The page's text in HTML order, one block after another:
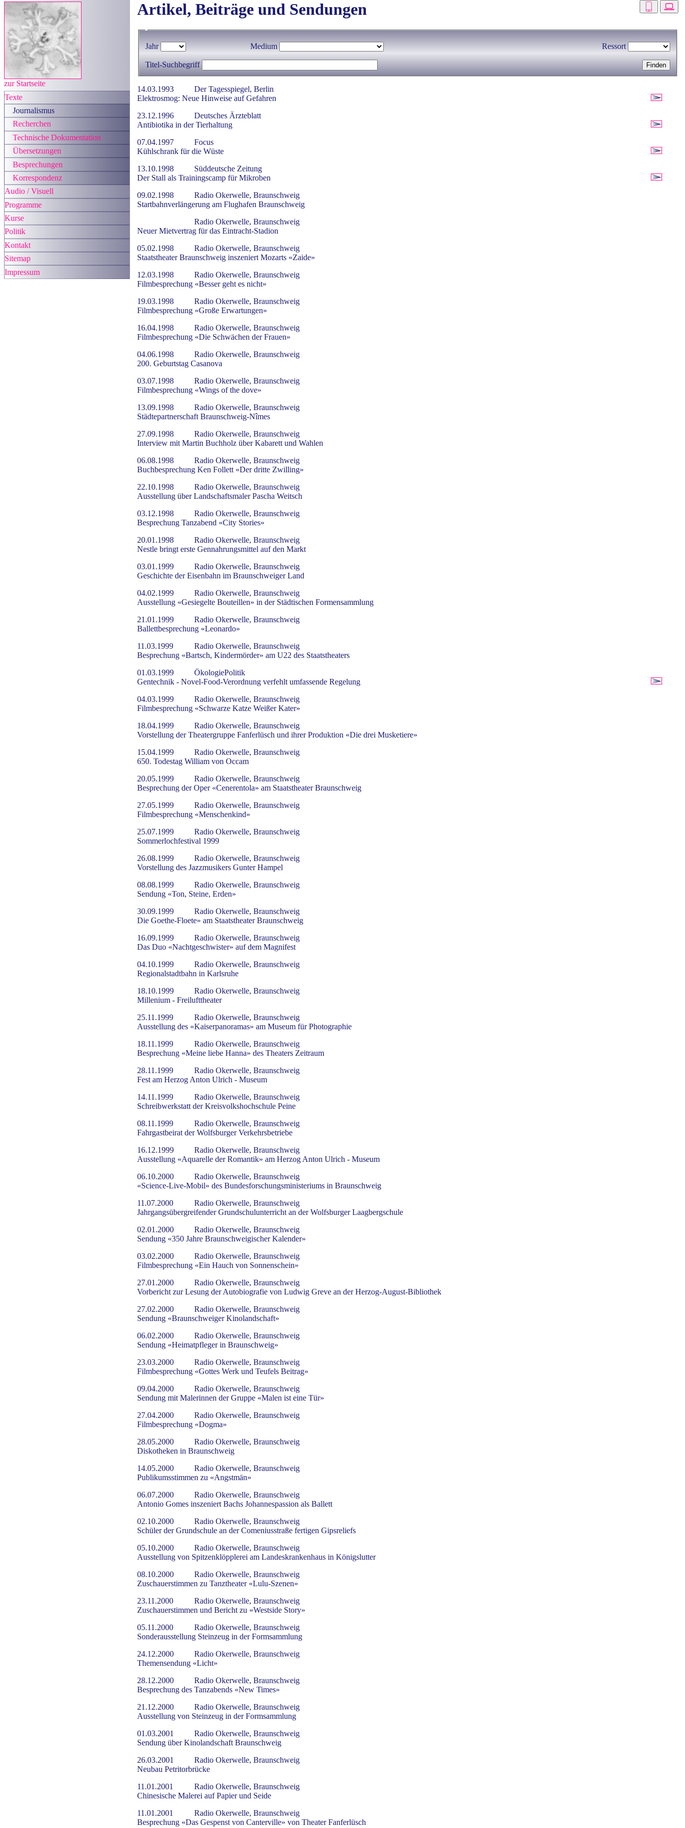
zur Startseite
Texte
Journalismus
Recherchen
Technische Dokumentation
Übersetzungen
Besprechungen
Korrespondenz
Audio / Visuell
Programme
Kurse
Politik
Kontakt
Sitemap
Impressum
Artikel, Beiträge und Sendungen
Jahr Medium Ressort
Titel-Suchbegriff
14.03.1993
Der Tagesspiegel, Berlin
Elektrosmog: Neue Hinweise auf Gefahren
23.12.1996
Deutsches Ärzteblatt
Antibiotika in der Tierhaltung
07.04.1997
Focus
Kühlschrank für die Wüste
13.10.1998
Süddeutsche Zeitung
Der Stall als Trainingscamp für Mikroben
09.02.1998
Radio Okerwelle, Braunschweig
Startbahnverlängerung am Flughafen Braunschweig
Radio Okerwelle, Braunschweig
Neuer Mietvertrag für das Eintracht-Stadion
05.02.1998
Radio Okerwelle, Braunschweig
Staatstheater Braunschweig inszeniert Mozarts «Zaide»
12.03.1998
Radio Okerwelle, Braunschweig
Filmbesprechung «Besser geht es nicht»
19.03.1998
Radio Okerwelle, Braunschweig
Filmbesprechung «Große Erwartungen»
16.04.1998
Radio Okerwelle, Braunschweig
Filmbesprechung «Die Schwächen der Frauen»
04.06.1998
Radio Okerwelle, Braunschweig
200. Geburtstag Casanova
03.07.1998
Radio Okerwelle, Braunschweig
Filmbesprechung «Wings of the dove»
13.09.1998
Radio Okerwelle, Braunschweig
Städtepartnerschaft Braunschweig-Nîmes
27.09.1998
Radio Okerwelle, Braunschweig
Interview mit Martin Buchholz über Kabarett und Wahlen
06.08.1998
Radio Okerwelle, Braunschweig
Buchbesprechung Ken Follett «Der dritte Zwilling»
22.10.1998
Radio Okerwelle, Braunschweig
Ausstellung über Landschaftsmaler Pascha Weitsch
03.12.1998
Radio Okerwelle, Braunschweig
Besprechung Tanzabend «City Stories»
20.01.1998
Radio Okerwelle, Braunschweig
Nestle bringt erste Gennahrungsmittel auf den Markt
03.01.1999
Radio Okerwelle, Braunschweig
Geschichte der Eisenbahn im Braunschweiger Land
04.02.1999
Radio Okerwelle, Braunschweig
Ausstellung «Gesiegelte Bouteillen» in der Städtischen Formensammlung
21.01.1999
Radio Okerwelle, Braunschweig
Ballettbesprechung «Leonardo»
11.03.1999
Radio Okerwelle, Braunschweig
Besprechung «Bartsch, Kindermörder» am U22 des Staatstheaters
01.03.1999
ÖkologiePolitik
Gentechnik - Novel-Food-Verordnung verfehlt umfassende Regelung
04.03.1999
Radio Okerwelle, Braunschweig
Filmbesprechung «Schwarze Katze Weißer Kater»
18.04.1999
Radio Okerwelle, Braunschweig
Vorstellung der Theatergruppe Fanferlüsch und ihrer Produktion «Die drei Musketiere»
15.04.1999
Radio Okerwelle, Braunschweig
650. Todestag William von Occam
20.05.1999
Radio Okerwelle, Braunschweig
Besprechung der Oper «Cenerentola» am Staatstheater Braunschweig
27.05.1999
Radio Okerwelle, Braunschweig
Filmbesprechung «Menschenkind»
25.07.1999
Radio Okerwelle, Braunschweig
Sommerlochfestival 1999
26.08.1999
Radio Okerwelle, Braunschweig
Vorstellung des Jazzmusikers Gunter Hampel
08.08.1999
Radio Okerwelle, Braunschweig
Sendung «Ton, Steine, Erden»
30.09.1999
Radio Okerwelle, Braunschweig
Die Goethe-Floete» am Staatstheater Braunschweig
16.09.1999
Radio Okerwelle, Braunschweig
Das Duo «Nachtgeschwister» auf dem Magnifest
04.10.1999
Radio Okerwelle, Braunschweig
Regionalstadtbahn in Karlsruhe
18.10.1999
Radio Okerwelle, Braunschweig
Millenium - Freilufttheater
25.11.1999
Radio Okerwelle, Braunschweig
Ausstellung des «Kaiserpanoramas» am Museum für Photographie
18.11.1999
Radio Okerwelle, Braunschweig
Besprechung «Meine liebe Hanna» des Theaters Zeitraum
28.11.1999
Radio Okerwelle, Braunschweig
Fest am Herzog Anton Ulrich - Museum
14.11.1999
Radio Okerwelle, Braunschweig
Schreibwerkstatt der Kreisvolkshochschule Peine
08.11.1999
Radio Okerwelle, Braunschweig
Fahrgastbeirat der Wolfsburger Verkehrsbetriebe
16.12.1999
Radio Okerwelle, Braunschweig
Ausstellung «Aquarelle der Romantik» am Herzog Anton Ulrich - Museum
06.10.2000
Radio Okerwelle, Braunschweig
«Science-Live-Mobil» des Bundesforschungsministeriums in Braunschweig
11.07.2000
Radio Okerwelle, Braunschweig
Jahrgangsübergreifender Grundschulunterricht an der Wolfsburger Laagbergschule
02.01.2000
Radio Okerwelle, Braunschweig
Sendung «350 Jahre Braunschweigischer Kalender»
03.02.2000
Radio Okerwelle, Braunschweig
Filmbesprechung «Ein Hauch von Sonnenschein»
27.01.2000
Radio Okerwelle, Braunschweig
Vorbericht zur Lesung der Autobiografie von Ludwig Greve an der Herzog-August-Bibliothek
27.02.2000
Radio Okerwelle, Braunschweig
Sendung «Braunschweiger Kinolandschaft»
06.02.2000
Radio Okerwelle, Braunschweig
Sendung «Heimatpfleger in Braunschweig»
23.03.2000
Radio Okerwelle, Braunschweig
Filmbesprechung «Gottes Werk und Teufels Beitrag»
09.04.2000
Radio Okerwelle, Braunschweig
Sendung mit Malerinnen der Gruppe «Malen ist eine Tür»
27.04.2000
Radio Okerwelle, Braunschweig
Filmbesprechung «Dogma»
28.05.2000
Radio Okerwelle, Braunschweig
Diskotheken in Braunschweig
14.05.2000
Radio Okerwelle, Braunschweig
Publikumsstimmen zu «Angstmän»
06.07.2000
Radio Okerwelle, Braunschweig
Antonio Gomes inszeniert Bachs Johannespassion als Ballett
02.10.2000
Radio Okerwelle, Braunschweig
Schüler der Grundschule an der Comeniusstraße fertigen Gipsreliefs
05.10.2000
Radio Okerwelle, Braunschweig
Ausstellung von Spitzenklöpplerei am Landeskrankenhaus in Königslutter
08.10.2000
Radio Okerwelle, Braunschweig
Zuschauerstimmen zu Tanztheater «Lulu-Szenen»
23.11.2000
Radio Okerwelle, Braunschweig
Zuschauerstimmen und Bericht zu «Westside Story»
05.11.2000
Radio Okerwelle, Braunschweig
Sonderausstellung Steinzeug in der Formsammlung
24.12.2000
Radio Okerwelle, Braunschweig
Themensendung «Licht»
28.12.2000
Radio Okerwelle, Braunschweig
Besprechung des Tanzabends «New Times»
21.12.2000
Radio Okerwelle, Braunschweig
Ausstellung von Steinzeug in der Formsammlung
01.03.2001
Radio Okerwelle, Braunschweig
Sendung über Kinolandschaft Braunschweig
26.03.2001
Radio Okerwelle, Braunschweig
Neubau Petritorbrücke
11.01.2001
Radio Okerwelle, Braunschweig
Chinesische Malerei auf Papier und Seide
11.01.2001
Radio Okerwelle, Braunschweig
Besprechung «Das Gespenst von Canterville» von Theater Fanferlüsch